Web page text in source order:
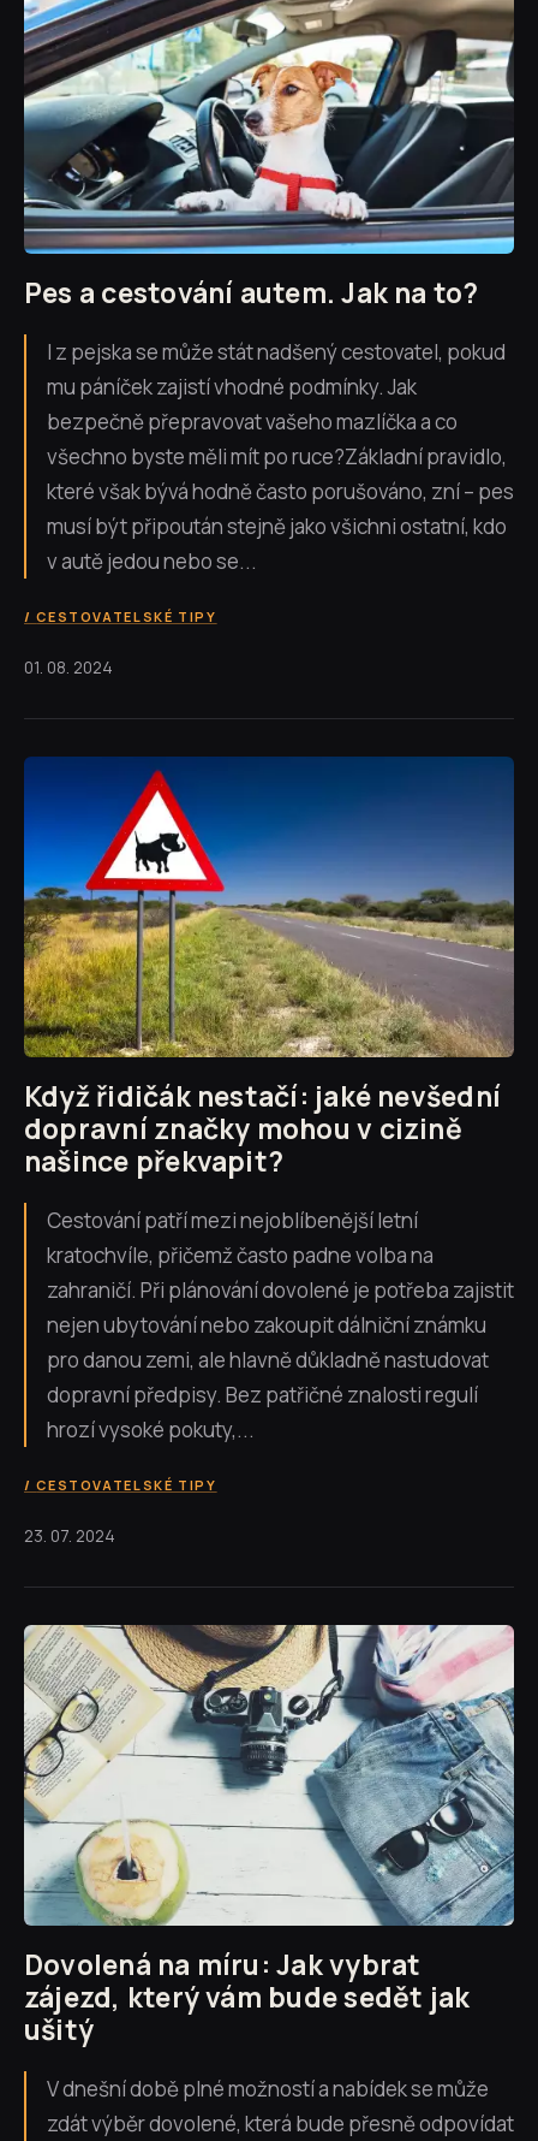
Реs a cestování autem. Jak na to?
I z pejska se může stát nadšený cestovatel, pokud
mu páníček zajistí vhodné podmínky. Jak
bezpečně přepravovat vašeho mazlíčka a co
všechno byste měli mít po ruce?Základní pravidlo,
které však bývá hodně často porušováno, zní – pes
musí být připoután stejně jako všichni ostatní, kdo
v autě jedou nebo se...
CESTOVATELSKÉ TIPY
01. 08. 2024
Když řidičák nestačí: jaké nevšední
dopravní značky mohou v cizině
našince překvapit?
Cestování patří mezi nejoblíbenější letní
kratochvíle, přičemž často padne volba na
zahraničí. Při plánování dovolené je potřeba zajistit
nejen ubytování nebo zakoupit dálniční známku
pro danou zemi, ale hlavně důkladně nastudovat
dopravní předpisy. Bez patřičné znalosti regulí
hrozí vysoké pokuty,...
CESTOVATELSKÉ TIPY
23. 07. 2024
Dovolená na míru: Jak vybrat
zájezd, který vám bude sedět jak
ušitý
V dnešní době plné možností a nabídek se může
zdát výběr dovolené, která bude přesně odpovídat